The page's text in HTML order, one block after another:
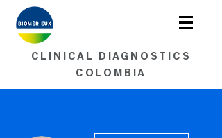
Soluciones en Microbiología.
<< Contáctenos aquí >>
CLINICAL DIAGNOSTICS
COLOMBIA